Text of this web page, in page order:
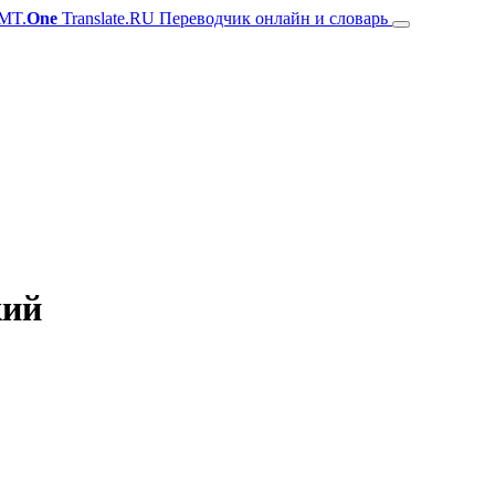
One Translate.RU Переводчик онлайн и словарь